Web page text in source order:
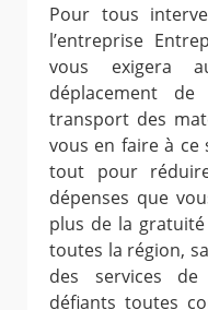
Pour tous
l’entreprise
vous exigera
déplacement
transport des
vous en faire à ce
tout pour
dépenses que
plus de la
toutes la région,
des services
défiants toutes